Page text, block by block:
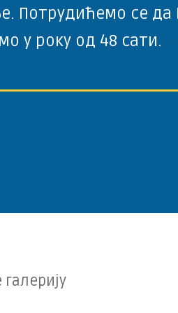
Потрудићемо се да
у року од 48 сати.
галерију